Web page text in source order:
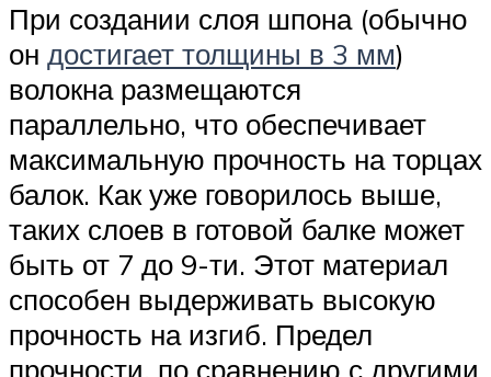
При создании слоя шпона (обычно
он достигает толщины в 3 мм)
волокна размещаются
параллельно, что обеспечивает
максимальную прочность на торцах
балок. Как уже говорилось выше,
таких слоев в готовой балке может
быть от 7 до 9-ти. Этот материал
способен выдерживать высокую
прочность на изгиб. Предел
прочности, по сравнению с другими